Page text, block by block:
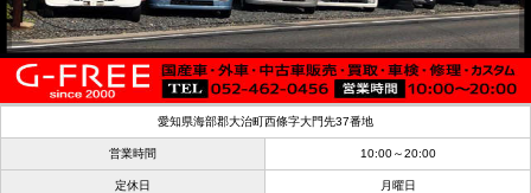
愛知県海部郡大治町西條字大門先37番地
営業時間 10:00～20:00
定休日 月曜日